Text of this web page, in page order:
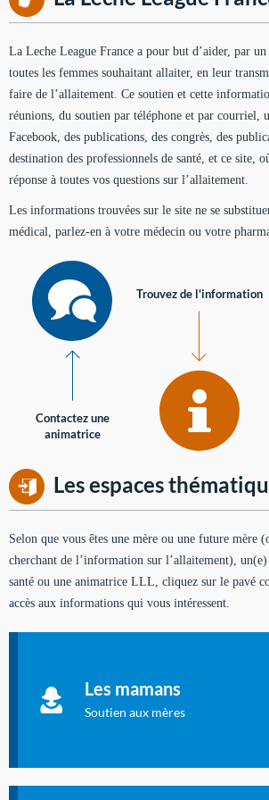
La Leche League France a pour but d’aider, par
toutes les femmes souhaitant allaiter, en leur
faire de l’allaitement. Ce soutien et cette
réunions, du soutien par téléphone et par courriel,
Facebook, des publications, des congrès, des
destination des professionnels de santé, et ce site,
réponse à toutes vos questions sur l’allaitement.
Les informations trouvées sur le site ne se
médical, parlez-en à votre médecin ou votre
Contactez une
animatrice
Trouvez de l'information
Les espaces
Selon que vous êtes une mère ou une future mère
cherchant de l’information sur l’allaitement),
santé ou une animatrice LLL, cliquez sur le pavé
accès aux informations qui vous intéressent.
Les mamans
Soutien aux mères
à allaiter et vous informer : toutes les
concernent l'allaitement.